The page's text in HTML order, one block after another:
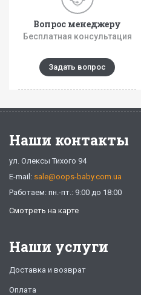
Вопрос менеджеру
Бесплатная консультация
Задать вопрос
Наши контакты
ул. Олексы Тихого 94
E-mail: sale@oops-baby.com.ua
Работаем: пн.-пт.: 9:00 до 18:00
Смотреть на карте
Наши услуги
Доставка и возврат
Оплата